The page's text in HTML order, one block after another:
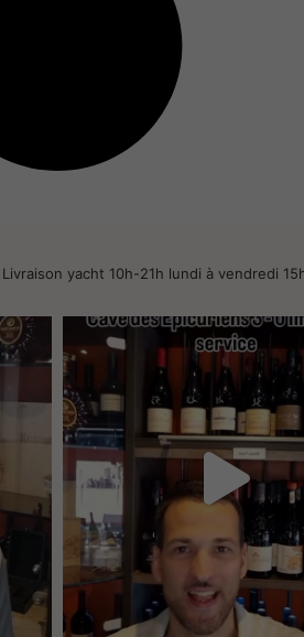
yacht 10h-21h lundi à vendredi